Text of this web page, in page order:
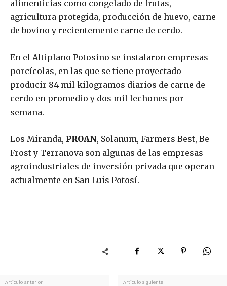
alimenticias como congelado de frutas,
agricultura protegida, producción de huevo, carne
de bovino y recientemente carne de cerdo.
En el Altiplano Potosino se instalaron empresas
porcícolas, en las que se tiene proyectado
producir 84 mil kilogramos diarios de carne de
cerdo en promedio y dos mil lechones por
semana.
Los Miranda, PROAN, Solanum, Farmers Best, Be
Frost y Terranova son algunas de las empresas
agroindustriales de inversión privada que operan
actualmente en San Luis Potosí.
Artículo anterior Artículo siguiente